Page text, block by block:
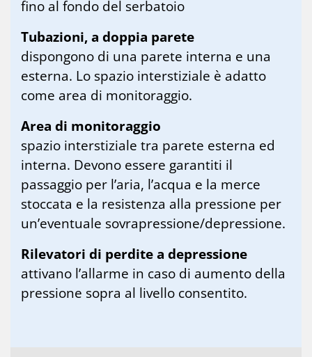
fino al fondo del serbatoio
Tubazioni, a doppia parete
dispongono di una parete interna e una
esterna. Lo spazio interstiziale è adatto
come area di monitoraggio.
Area di monitoraggio
spazio interstiziale tra parete esterna ed
interna. Devono essere garantiti il
passaggio per l’aria, l’acqua e la merce
stoccata e la resistenza alla pressione per
un’eventuale sovrapressione/depressione.
Rilevatori di perdite a depressione
attivano l’allarme in caso di aumento della
pressione sopra al livello consentito.